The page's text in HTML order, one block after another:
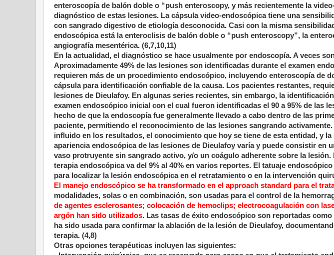
enteroscopía de balón doble o “push enteroscopy, y más recientemente la
diagnóstico de estas lesiones. La cápsula video-endoscópica tiene una
con sangrado digestivo de etiología desconocida. Casi con la misma
endoscópica está la enteroclisis de balón doble o “push enteroscopy”, la
angiografía mesentérica. (6,7,10,11)
En la actualidad, el diagnóstico se hace usualmente por endoscopía. A veces
Aproximadamente 49% de las lesiones son identificadas durante el examen
requieren más de un procedimiento endoscópico, incluyendo enteroscopía de
cápsula para identificación confiable de la causa. Los pacientes restantes,
lesiones de Dieulafoy. En algunas series recientes, sin embargo, la
examen endoscópico inicial con el cual fueron identificadas el 90 a 95% de las
hecho de que la endoscopía fue generalmente llevado a cabo dentro de las
paciente, permitiendo el reconocimiento de las lesiones sangrando
influido en los resultados, el conocimiento que hoy se tiene de esta entidad, y
apariencia endoscópica de las lesiones de Dieulafoy varía y puede consistir en
vaso protruyente sin sangrado activo, y/o un coágulo adherente sobre la
terapia endoscópica va del 9% al 40% en varios reportes. El tatuaje
para localizar la lesión endoscópica en el retratamiento o en la intervención
El manejo endoscópico se ha transformado en el approach standard para el
modalidades, solas o en combinación, son usadas para el control de la
de agentes esclerosantes; colocación de hemoclips; electrocoagulación con
argón han sido utilizados. Las tasas de éxito endoscópico son reportadas
ha sido usada para confirmar la ablación de la lesión de Dieulafoy,
terapia. (4,8)
Otras opciones terapéuticas incluyen las siguientes: